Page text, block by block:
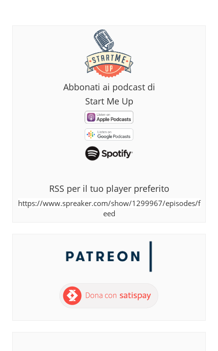
Abbonati ai podcast di
Start Me Up
RSS per il tuo player preferito
https://www.spreaker.com/show/1299967/episodes/f
eed